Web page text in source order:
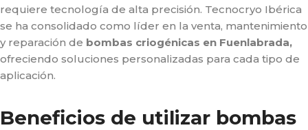
requiere tecnología de alta precisión. Tecnocryo Ibérica
se ha consolidado como líder en la venta, mantenimiento
y reparación de bombas criogénicas en Fuenlabrada,
ofreciendo soluciones personalizadas para cada tipo de
aplicación.
Beneficios de utilizar bombas